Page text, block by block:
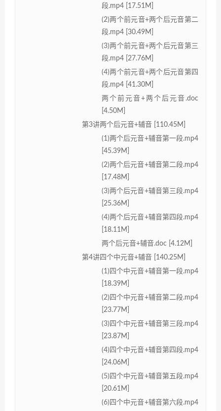
段.mp4 [17.51M]
(2)两个前元音+两个后元音第二
段.mp4 [30.49M]
(3)两个前元音+两个后元音第三
段.mp4 [27.76M]
(4)两个前元音+两个后元音第四
段.mp4 [41.30M]
两个前元音+两个后元音.doc
[4.50M]
第3讲两个后元音+辅音 [110.45M]
(1)两个后元音+辅音第一段.mp4
[45.39M]
(2)两个后元音+辅音第二段.mp4
[17.48M]
(3)两个后元音+辅音第三段.mp4
[25.36M]
(4)两个后元音+辅音第四段.mp4
[18.11M]
两个后元音+辅音.doc [4.12M]
第4讲四个中元音+辅音 [140.25M]
(1)四个中元音+辅音第一段.mp4
[18.39M]
(2)四个中元音+辅音第二段.mp4
[23.77M]
(3)四个中元音+辅音第三段.mp4
[23.87M]
(4)四个中元音+辅音第四段.mp4
[24.06M]
(5)四个中元音+辅音第五段.mp4
[20.61M]
(6)四个中元音+辅音第六段.mp4